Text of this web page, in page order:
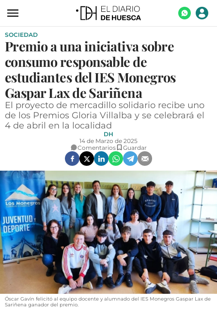
ACTUALIDAD
ECONOMÍA
TECNOLOGÍA
TURISMO
AGROALIMENTACIÓN
DEPORTES
OPINIÓN
GALERÍAS
VÍDEOS
CONTACTAR
FIESTAS EN EL ALTO ARAGÓN
FIESTAS DE SAN LORENZO
CARTELERA
SOCIEDAD
Premio a una iniciativa sobre
consumo responsable de
estudiantes del IES Monegros
Gaspar Lax de Sariñena
El proyecto de mercadillo solidario recibe uno
de los Premios Gloria Villalba y se celebrará el
4 de abril en la localidad
DH
14 de Marzo de 2025
Comentarios
Guardar
Óscar Gavín felicitó al equipo docente y alumnado del IES Monegros Gaspar Lax de
Sariñena ganador del premio.